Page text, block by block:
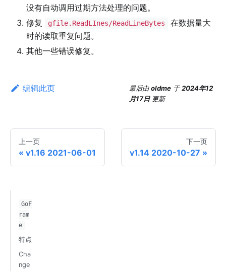
没有自动调用过期方法处理的问题。
修复
gfile.ReadLInes/ReadLineBytes
在数据量大
时的读取重复问题。
其他一些错误修复。
编辑此页 最后由oldme 于2024年12
月17日 更新
上一页
v1.16 2021-06-01
下一页
v1.14 2020-10-27
GoF
ram
e
特点
Cha
nge